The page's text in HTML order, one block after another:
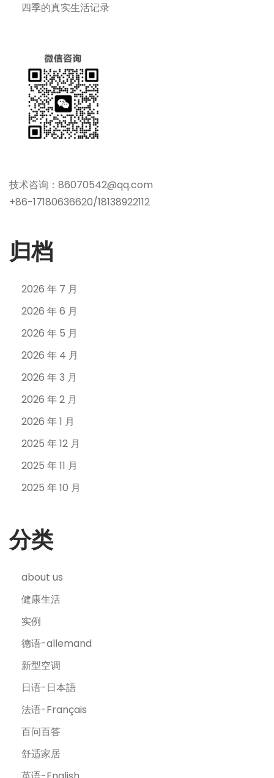
四季的真实生活记录
技术咨询：86070542@qq.com
+86-17180636620/18138922112
归档
2026 年 7 月
2026 年 6 月
2026 年 5 月
2026 年 4 月
2026 年 3 月
2026 年 2 月
2026 年 1 月
2025 年 12 月
2025 年 11 月
2025 年 10 月
分类
about us
健康生活
实例
德语-allemand
新型空调
日语-日本語
法语-Français
百问百答
舒适家居